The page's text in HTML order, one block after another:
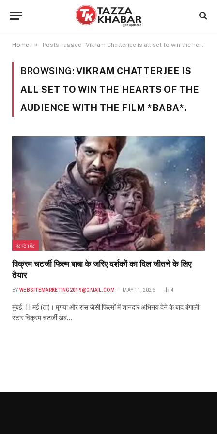
Home » Posts Tagged "Vikram Chatterjee is all set to win the hearts of the audience with the film *Baba*."
BROWSING:VIKRAM CHATTERJEE IS
ALL SET TO WIN THE HEARTS OF THE
AUDIENCE WITH THE FILM *BABA*.
एंटरटेनमेंट
विक्रम चटर्जी फिल्म बाबा के जरिए दर्शकों का दिल जीतने के लिए
तैयार
BY WEBSITEMARKETING2019@GMAIL.COM MAY 11, 2026 4
मुंबई, 11 मई (ता)। मृगया और रास जैसी फिल्मों में शानदार अभिनय देने के बाद बंगाली
स्टार विक्रम चटर्जी अब…